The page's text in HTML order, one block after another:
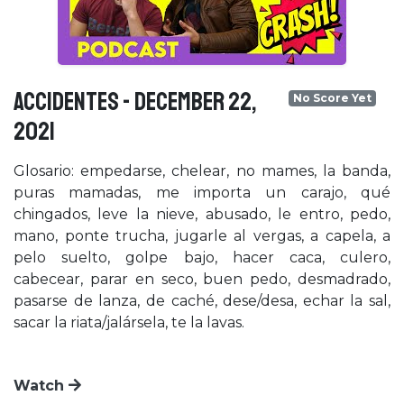
ACCIDENTES - December 22,
2021
No Score Yet
Glosario: empedarse, chelear, no mames, la banda,
puras mamadas, me importa un carajo, qué
chingados, leve la nieve, abusado, le entro, pedo,
mano, ponte trucha, jugarle al vergas, a capela, a
pelo suelto, golpe bajo, hacer caca, culero,
cabecear, parar en seco, buen pedo, desmadrado,
pasarse de lanza, de caché, dese/desa, echar la sal,
sacar la riata/jalársela, te la lavas.
Watch